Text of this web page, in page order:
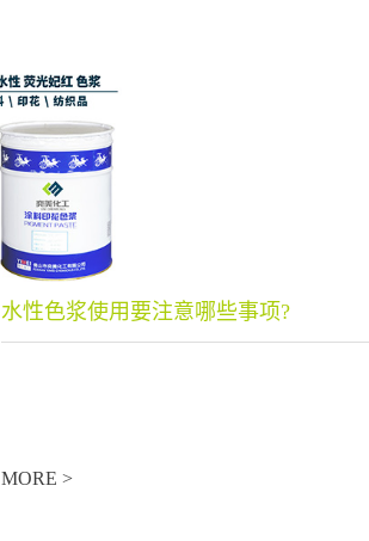
水性色浆使用要注意哪些事项?
MORE >